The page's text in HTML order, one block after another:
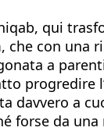
qui
con
a
a
forse da